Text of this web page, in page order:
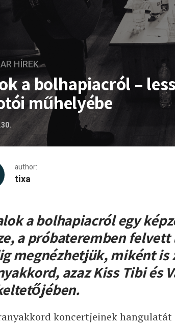
HÍREK
a bolhapiacról –
műhelyébe
author:
tixa
bolhapiacról – less be az
a bolhapiacról egy
a próbateremben
megnézhetjük, miként is
azaz Kiss Tibi és
koncertjeinek hangulatát